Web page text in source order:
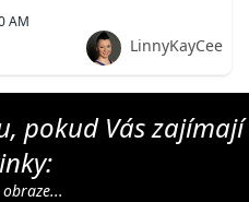
AM
LinnyKayCee
pokud Vás zajímají